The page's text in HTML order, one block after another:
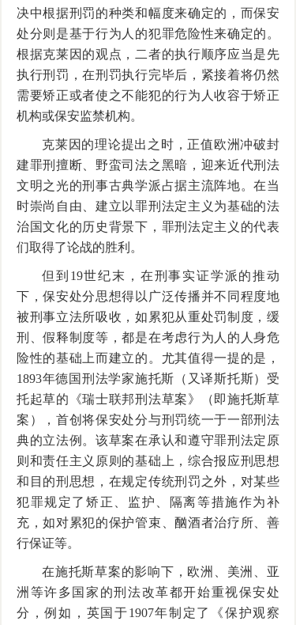
决中根据刑罚的种类和幅度来确定的，而保安
处分则是基于行为人的犯罪危险性来确定的。
根据克莱因的观点，二者的执行顺序应当是先
执行刑罚，在刑罚执行完毕后，紧接着将仍然
需要矫正或者使之不能犯的行为人收容于矫正
机构或保安监禁机构。
克莱因的理论提出之时，正值欧洲冲破封
建罪刑擅断、野蛮司法之黑暗，迎来近代刑法
文明之光的刑事古典学派占据主流阵地。在当
时崇尚自由、建立以罪刑法定主义为基础的法
治国文化的历史背景下，罪刑法定主义的代表
们取得了论战的胜利。
但到19世纪末，在刑事实证学派的推动
下，保安处分思想得以广泛传播并不同程度地
被刑事立法所吸收，如累犯从重处罚制度，缓
刑、假释制度等，都是在考虑行为人的人身危
险性的基础上而建立的。尤其值得一提的是，
1893年德国刑法学家施托斯（又译斯托斯）受
托起草的《瑞士联邦刑法草案》（即施托斯草
案），首创将保安处分与刑罚统一于一部刑法
典的立法例。该草案在承认和遵守罪刑法定原
则和责任主义原则的基础上，综合报应刑思想
和目的刑思想，在规定传统刑罚之外，对某些
犯罪规定了矫正、监护、隔离等措施作为补
充，如对累犯的保护管束、酗酒者治疗所、善
行保证等。
在施托斯草案的影响下，欧洲、美洲、亚
洲等许多国家的刑法改革都开始重视保安处
分，例如，英国于1907年制定了《保护观察